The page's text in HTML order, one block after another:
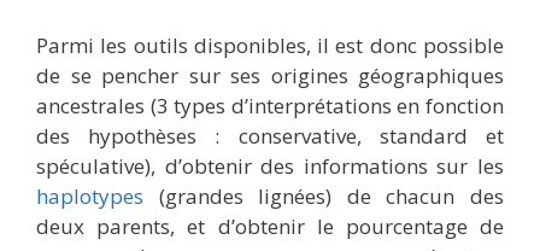
Parmi les outils disponibles, il est donc possible
de se pencher sur ses origines géographiques
ancestrales (3 types d’interprétations en fonction
des hypothèses : conservative, standard et
spéculative), d’obtenir des informations sur les
haplotypes (grandes lignées) de chacun des
deux parents, et d’obtenir le pourcentage de